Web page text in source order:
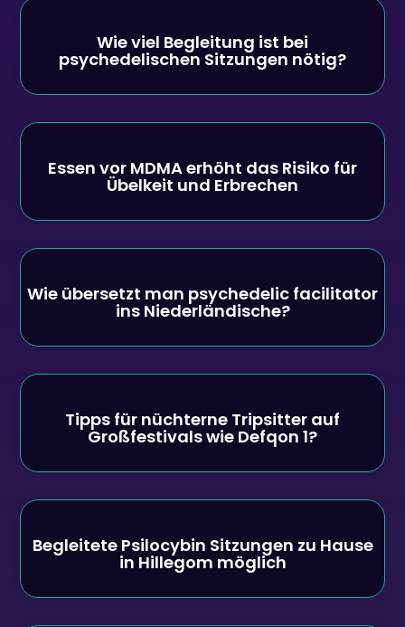
Wie viel Begleitung ist bei
psychedelischen Sitzungen nötig?
Essen vor MDMA erhöht das Risiko für
Übelkeit und Erbrechen
Wie übersetzt man psychedelic facilitator
ins Niederländische?
Tipps für nüchterne Tripsitter auf
Großfestivals wie Defqon 1?
Begleitete Psilocybin Sitzungen zu Hause
in Hillegom möglich